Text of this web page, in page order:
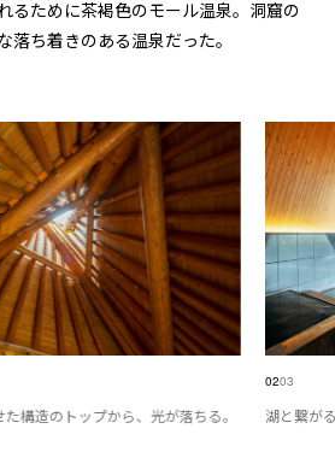
るために茶褐色のモール温泉。洞窟の
落ち着きのある温泉だった。
構造のトップから、光が落ちる。
0203
湖と繋が